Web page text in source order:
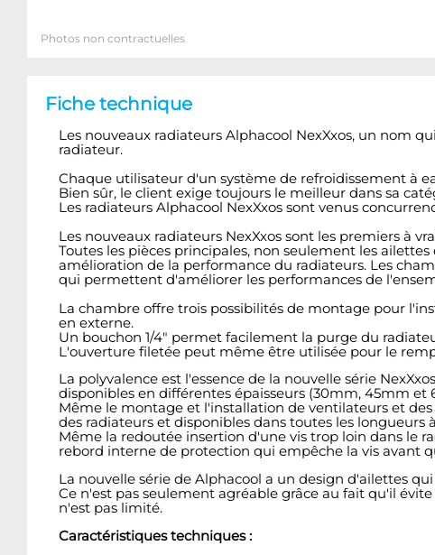
Photos non contractuelles
Fiche technique
Les nouveaux radiateurs Alphacool NexXxos, un nom
radiateur.
Chaque utilisateur d'un système de refroidissement à
Bien sûr, le client exige toujours le meilleur dans sa
Les radiateurs Alphacool NexXxos sont venus
Les nouveaux radiateurs NexXxos sont les premiers à
Toutes les pièces principales, non seulement les
amélioration de la performance du radiateurs. Les
qui permettent d'améliorer les performances de
La chambre offre trois possibilités de montage pour
en externe.
Un bouchon 1/4" permet facilement la purge du
L'ouverture filetée peut même être utilisée pour le
La polyvalence est l'essence de la nouvelle série
disponibles en différentes épaisseurs (30mm, 45mm et
Même le montage et l'installation de ventilateurs et
des radiateurs et disponibles dans toutes les longueurs
Même la redoutée insertion d'une vis trop loin dans le
rebord interne de protection qui empêche la vis avant
La nouvelle série de Alphacool a un design d'ailettes
Ce n'est pas seulement agréable grâce au fait qu'il
n'est pas limité.
Caractéristiques techniques :